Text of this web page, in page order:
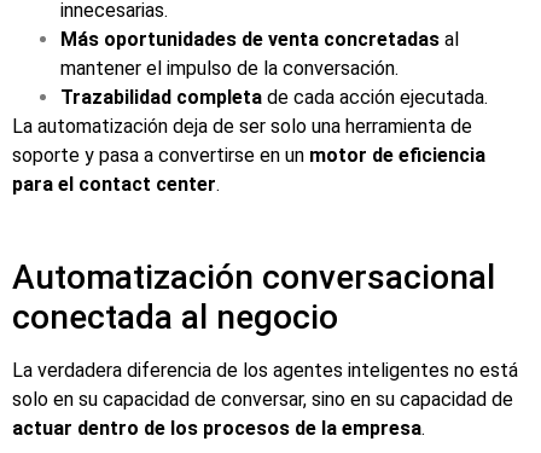
innecesarias.
Más oportunidades de venta concretadas al
mantener el impulso de la conversación.
Trazabilidad completa de cada acción ejecutada.
La automatización deja de ser solo una herramienta de
soporte y pasa a convertirse en un motor de eficiencia
para el contact center.
Automatización conversacional
conectada al negocio
La verdadera diferencia de los agentes inteligentes no está
solo en su capacidad de conversar, sino en su capacidad de
actuar dentro de los procesos de la empresa.